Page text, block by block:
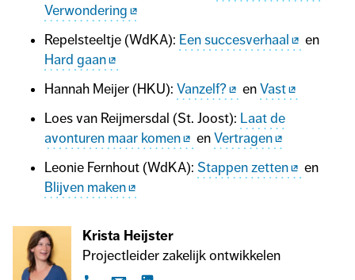
Verwondering
Repelsteeltje (WdKA): Een succesverhaal
en
Hard gaan
Hannah Meijer (HKU): Vanzelf? enVast
Loes van Reijmersdal (St. Joost): Laat de
avonturen maar komen
enVertragen
Leonie Fernhout (WdKA): Stappen zetten
en
Blijven maken
Krista Heijster
Projectleider zakelijk ontwikkelen